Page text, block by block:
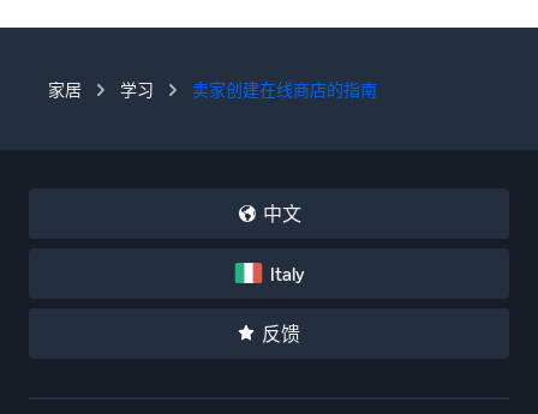
家居 学习 卖家创建在线商店的指南
中文
Italy
反馈